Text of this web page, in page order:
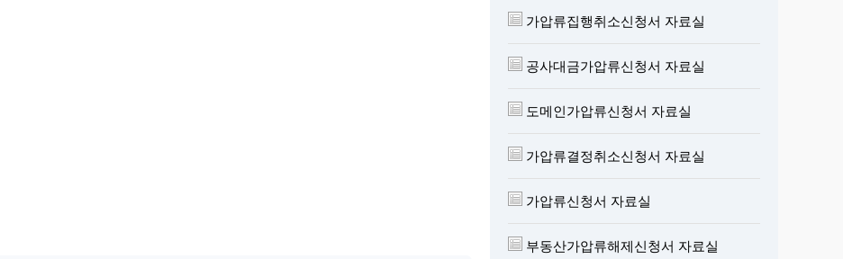
가압류집행취소신청서 자료실
공사대금가압류신청서 자료실
도메인가압류신청서 자료실
가압류결정취소신청서 자료실
가압류신청서 자료실
부동산가압류해제신청서 자료실